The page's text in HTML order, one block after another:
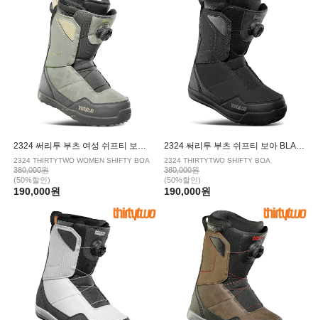
2324 써리투 부츠 여성 쉬프티 보아 STONE
2324 THIRTYTWO WOMEN SHIFTY BOA
380,000원
(50%할인)
190,000원
2324 써리투 부츠 쉬프티 보아 BLACK
2324 THIRTYTWO SHIFTY BOA
380,000원
(50%할인)
190,000원